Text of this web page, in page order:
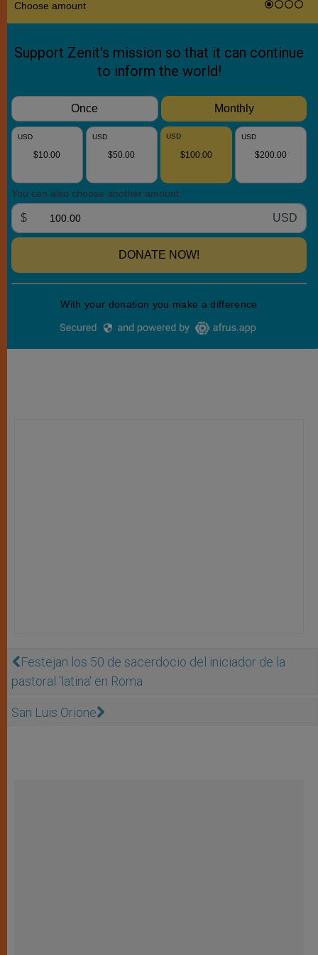
Festejan los 50 de sacerdocio del iniciador de la
pastoral 'latina' en Roma
San Luis Orione